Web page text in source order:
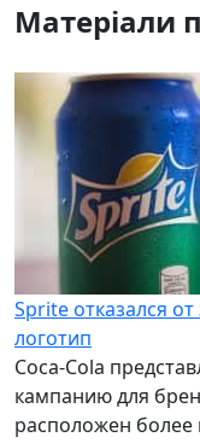
Матеріали
Sprite отказался
логотип
Coca-Cola
кампанию для
расположен